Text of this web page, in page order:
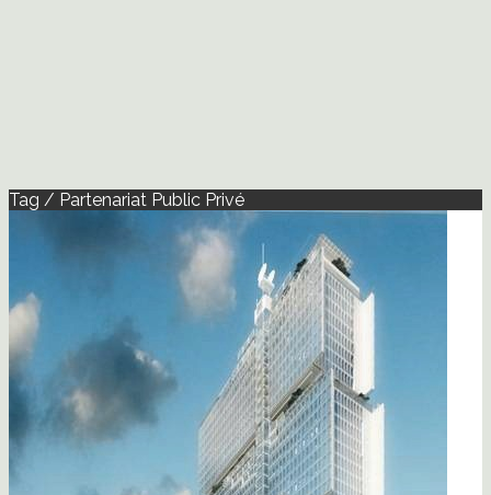
Tag / Partenariat Public Privé